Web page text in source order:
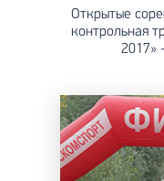
Открытые
контрольная
2017»